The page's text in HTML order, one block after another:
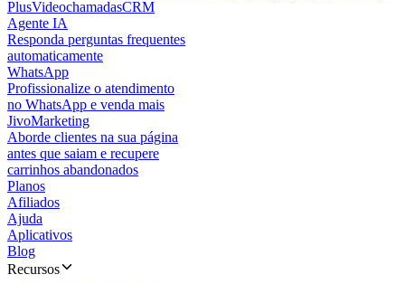
PlusVideochamadasCRM
Agente IA
Responda perguntas frequentes
automaticamente
WhatsApp
Profissionalize o atendimento
no WhatsApp e venda mais
JivoMarketing
Aborde clientes na sua página
antes que saiam e recupere
carrinhos abandonados
Planos
Afiliados
Ajuda
Aplicativos
Blog
Recursos